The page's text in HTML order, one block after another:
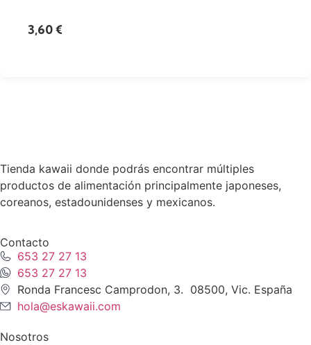
3,60€
Tienda kawaii donde podrás encontrar múltiples
productos de alimentación principalmente japoneses,
coreanos, estadounidenses y mexicanos.
Contacto
653 27 27 13
653 27 27 13
Ronda Francesc Camprodon, 3. 08500, Vic. España
hola@eskawaii.com
Nosotros